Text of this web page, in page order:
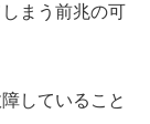
まう前兆の可
していること